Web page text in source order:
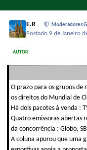
E.R Moderadores
Postado 9 de Janeiro
AUTOR
O prazo para os grupos
os direitos do Mundial de
Há dois pacotes à venda :
Quatro emissoras abertas
da concorrência : Globo,
A coluna apurou que uma